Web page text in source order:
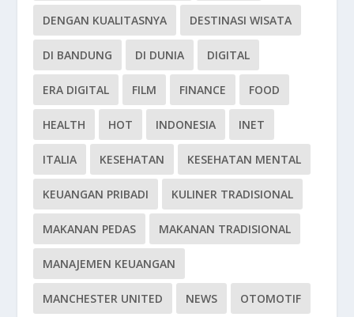
DENGAN KUALITASNYA DESTINASI WISATA
DI BANDUNG DI DUNIA DIGITAL
ERA DIGITAL FILM FINANCE FOOD
HEALTH HOT INDONESIA INET
ITALIA KESEHATAN KESEHATAN MENTAL
KEUANGAN PRIBADI KULINER TRADISIONAL
MAKANAN PEDAS MAKANAN TRADISIONAL
MANAJEMEN KEUANGAN
MANCHESTER UNITED NEWS OTOMOTIF